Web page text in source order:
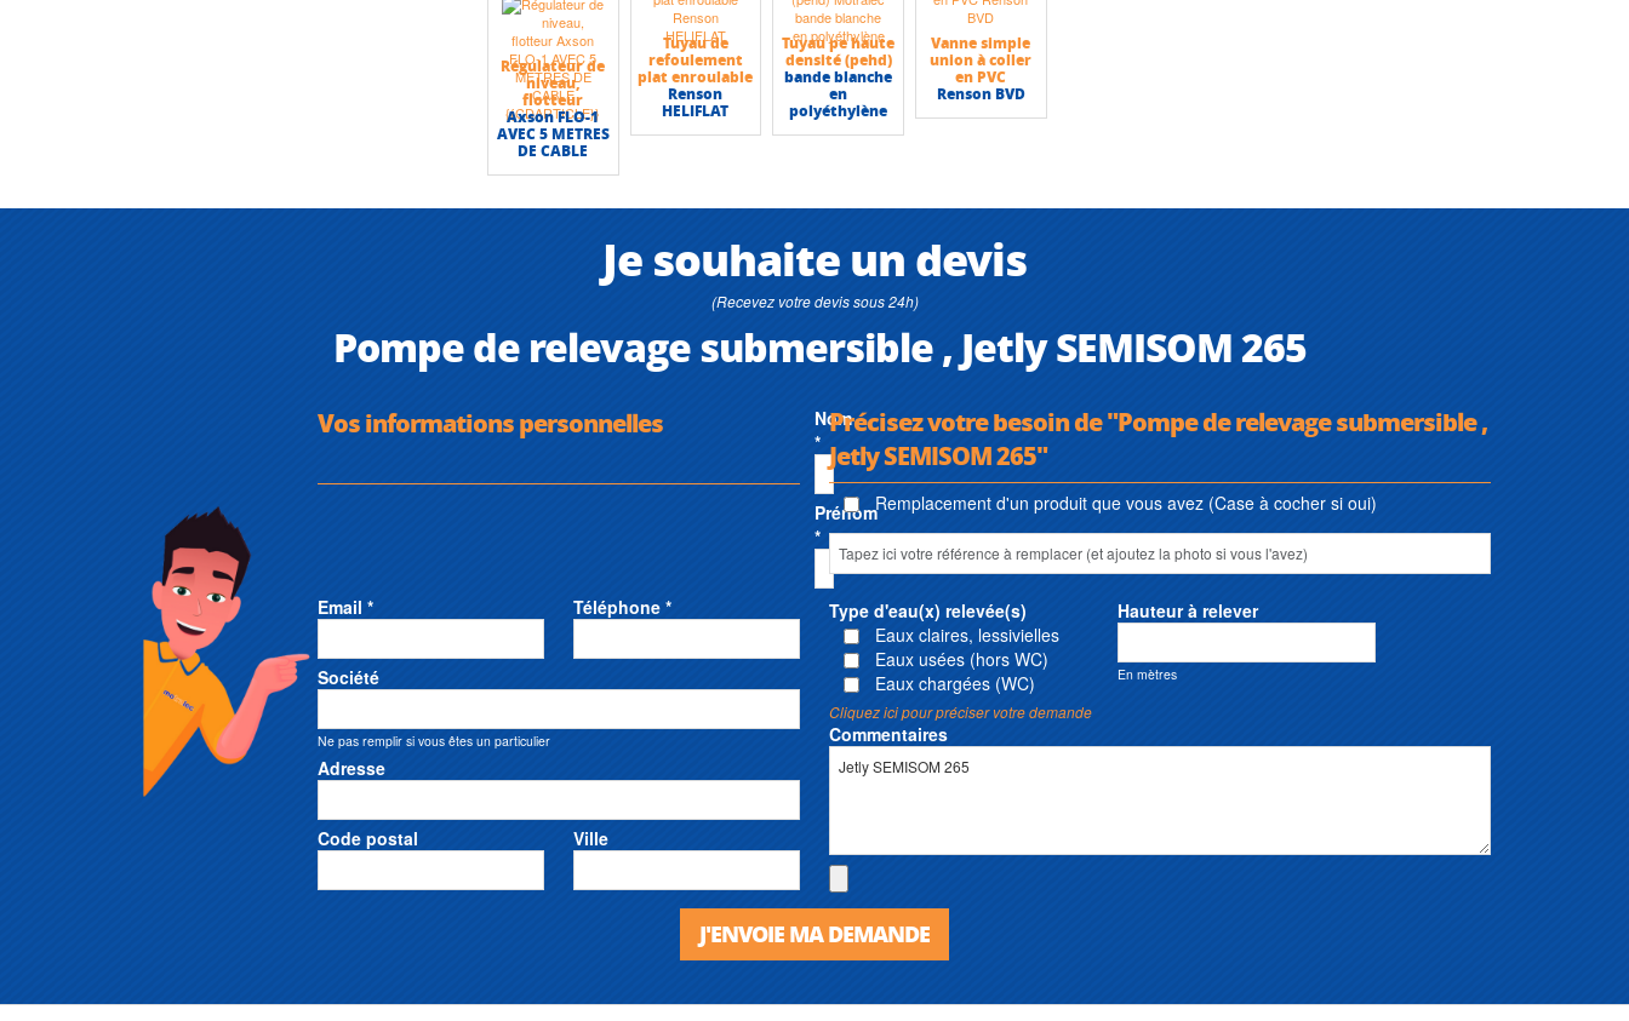
Régulateur de
niveau,
flotteur
Axson FLO-1
AVEC 5 METRES
DE CABLE
Tuyau de
refoulement
plat enroulable
Renson
HELIFLAT
Tuyau pe haute
densité (pehd)
bande blanche
en
polyéthylène
Vanne simple
union à coller
en PVC
Renson BVD
Je souhaite un devis
(Recevez votre devis sous 24h)
Pompe de relevage submersible , Jetly SEMISOM 265
Vos informations personnelles
Nom
*
Prénom
*
Email * Téléphone *
Société
Ne pas remplir si vous êtes un particulier
Adresse
Code postal Ville
Précisez votre besoin de "Pompe de relevage submersible ,
Jetly SEMISOM 265"
Remplacement d'un produit que vous avez (Case à cocher si oui)
Type d'eau(x) relevée(s)
Eaux claires, lessivielles
Eaux usées (hors WC)
Eaux chargées (WC)
Hauteur à relever
En mètres
Cliquez ici pour préciser votre demande
Commentaires
J'ENVOIE MA DEMANDE